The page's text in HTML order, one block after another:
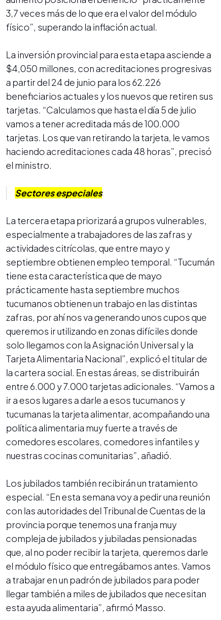
3,7 veces más de lo que era el valor del módulo
físico”, superando la inflación actual.
La inversión provincial para esta etapa asciende a
$4,050 millones, con acreditaciones progresivas
a partir del 24 de junio para los 62.226
beneficiarios actuales y los nuevos que retiren sus
tarjetas. “Calculamos que hasta el día 5 de julio
vamos a tener acreditada más de 100.000
tarjetas. Los que van retirando la tarjeta, le vamos
haciendo acreditaciones cada 48 horas”, precisó
el ministro.
Sectores especiales
La tercera etapa priorizará a grupos vulnerables,
especialmente a trabajadores de las zafras y
actividades citrícolas, que entre mayo y
septiembre obtienen empleo temporal. “Tucumán
tiene esta característica que de mayo
prácticamente hasta septiembre muchos
tucumanos obtienen un trabajo en las distintas
zafras, por ahí nos va generando unos cupos que
queremos ir utilizando en zonas difíciles donde
solo llegamos con la Asignación Universal y la
Tarjeta Alimentaria Nacional”, explicó el titular de
la cartera social. En estas áreas, se distribuirán
entre 6.000 y 7.000 tarjetas adicionales. “Vamos a
ir a esos lugares a darle a esos tucumanos y
tucumanas la tarjeta alimentar, acompañando una
política alimentaria muy fuerte a través de
comedores escolares, comedores infantiles y
nuestras cocinas comunitarias”, añadió.
Los jubilados también recibirán un tratamiento
especial. “En esta semana voy a pedir una reunión
con las autoridades del Tribunal de Cuentas de la
provincia porque tenemos una franja muy
compleja de jubilados y jubiladas pensionadas
que, al no poder recibir la tarjeta, queremos darle
el módulo físico que entregábamos antes. Vamos
a trabajar en un padrón de jubilados para poder
llegar también a miles de jubilados que necesitan
esta ayuda alimentaria”, afirmó Masso.